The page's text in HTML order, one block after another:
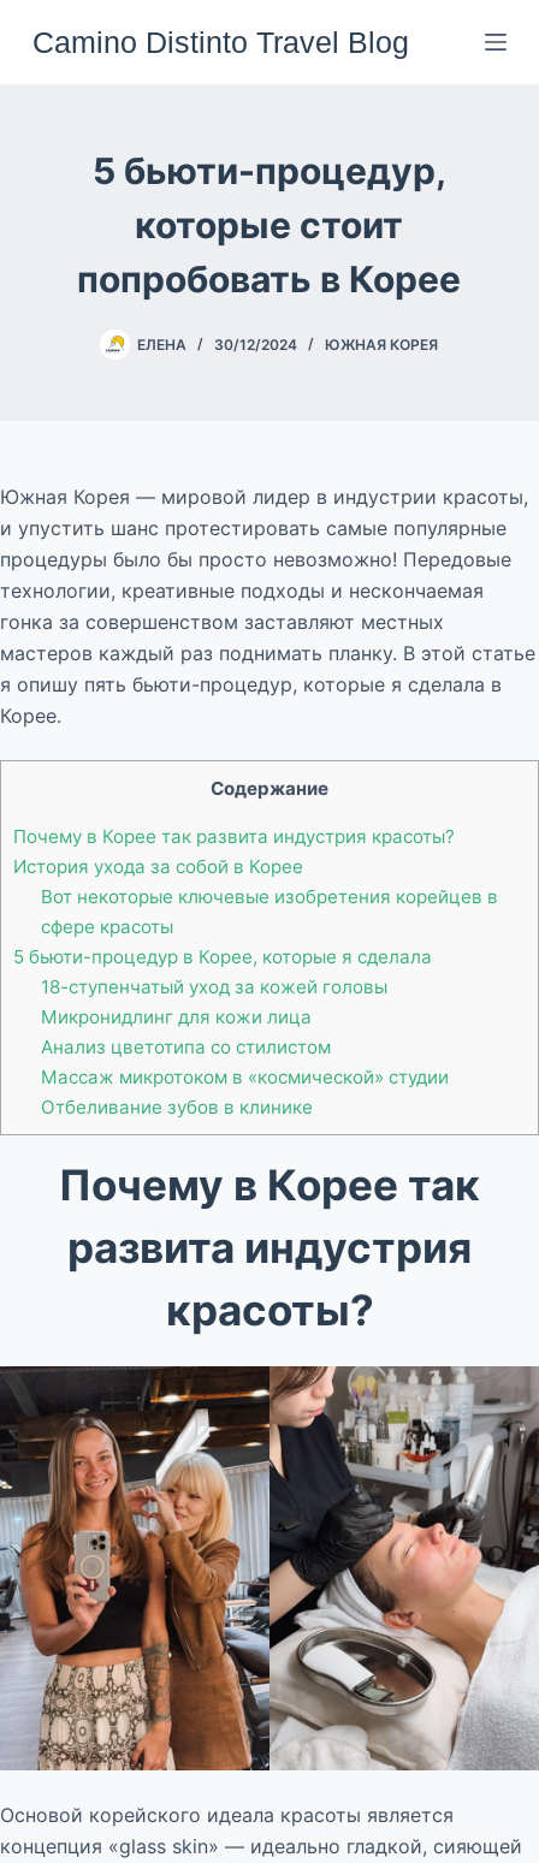
Camino Distinto Travel Blog
5 бьюти-процедур,
которые стоит
попробовать в Корее
ЕЛЕНА 30/12/2024 ЮЖНАЯ КОРЕЯ
Южная Корея — мировой лидер в индустрии красоты,
и упустить шанс протестировать самые популярные
процедуры было бы просто невозможно! Передовые
технологии, креативные подходы и нескончаемая
гонка за совершенством заставляют местных
мастеров каждый раз поднимать планку. В этой статье
я опишу пять бьюти-процедур, которые я сделала в
Корее.
Содержание
Почему в Корее так развита индустрия красоты?
История ухода за собой в Корее
Вот некоторые ключевые изобретения корейцев в
сфере красоты
5 бьюти-процедур в Корее, которые я сделала
18-ступенчатый уход за кожей головы
Микронидлинг для кожи лица
Анализ цветотипа со стилистом
Массаж микротоком в «космической» студии
Отбеливание зубов в клинике
Почему в Корее так
развита индустрия
красоты?
Основой корейского идеала красоты является
концепция «glass skin» — идеально гладкой, сияющей